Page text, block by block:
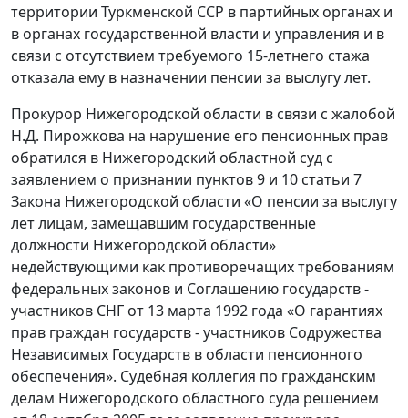
территории Туркменской ССР в партийных органах и
в органах государственной власти и управления и в
связи с отсутствием требуемого 15-летнего стажа
отказала ему в назначении пенсии за выслугу лет.
Прокурор Нижегородской области в связи с жалобой
Н.Д. Пирожкова на нарушение его пенсионных прав
обратился в Нижегородский областной суд с
заявлением о признании пунктов 9 и 10 статьи 7
Закона Нижегородской области «О пенсии за выслугу
лет лицам, замещавшим государственные
должности Нижегородской области»
недействующими как противоречащих требованиям
федеральных законов и Соглашению государств -
участников СНГ от 13 марта 1992 года «О гарантиях
прав граждан государств - участников Содружества
Независимых Государств в области пенсионного
обеспечения». Судебная коллегия по гражданским
делам Нижегородского областного суда решением